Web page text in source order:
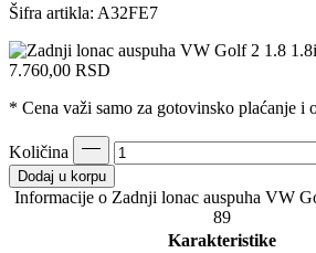
Šifra artikla: A32FE7
7.760,00 RSD
* Cena važi samo za gotovinsko plaćanje i
Količina
Dodaj u korpu
Informacije o Zadnji lonac auspuha VW
89
Karakteristike